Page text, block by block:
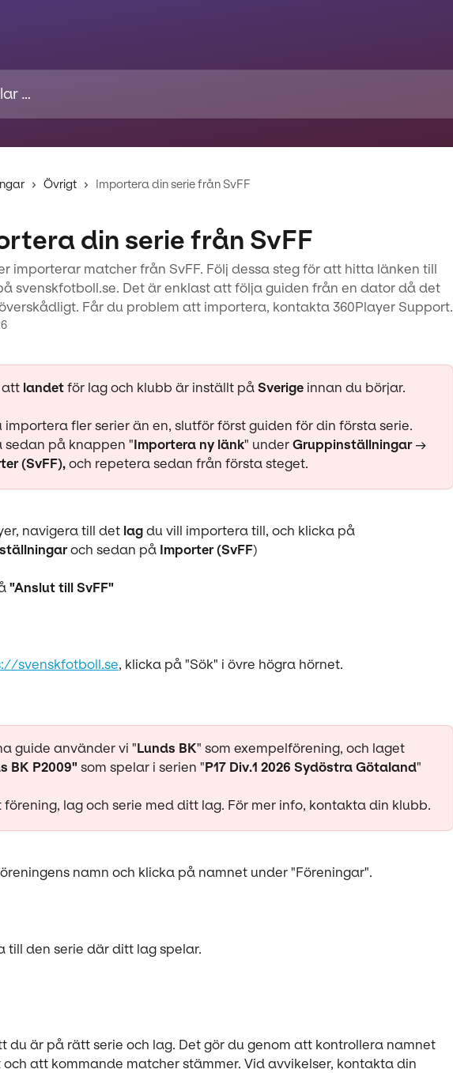
Övrigt Importera din serie från SvFF
din serie från SvFF
importerar matcher från SvFF. Följ dessa steg för att hitta länken till
svenskfotboll.se. Det är enklast att följa guiden från en dator då det
Får du problem att importera, kontakta 360Player Support.
att landet för lag och klubb är inställt på Sverige innan du börjar.
importera fler serier än en, slutför först guiden för din första serie.
sedan på knappen "Importera ny länk" under Gruppinställningar →
(SvFF), och repetera sedan från första steget.
navigera till det lag du vill importera till, och klicka på
och sedan på Importer (SvFF)
"Anslut till SvFF"
svenskfotboll.se, klicka på "Sök" i övre högra hörnet.
guide använder vi "Lunds BK" som exempelförening, och laget
BK P2009" som spelar i serien "P17 Div.1 2026 Sydöstra Götaland"
förening, lag och serie med ditt lag. För mer info, kontakta din klubb.
namn och klicka på namnet under "Föreningar".
till den serie där ditt lag spelar.
du är på rätt serie och lag. Det gör du genom att kontrollera namnet
att kommande matcher stämmer. Vid avvikelser, kontakta din